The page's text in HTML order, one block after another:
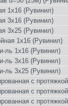
1х16 (Рувинил)
3х16 (Рувинил)
3х25 (Рувинил)
1х16 (Рувинил)
ль 1х16 (Рувинил)
ль 3х16 (Рувинил)
ль 3х25 (Рувинил)
с
с
с